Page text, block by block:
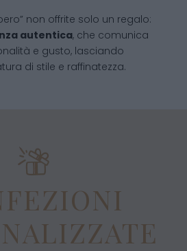
non offrite solo un regalo:
autentica, che comunica
e gusto, lasciando
di stile e raffinatezza.